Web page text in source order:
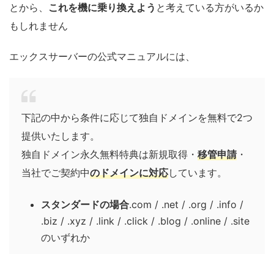
とから、 これを機に乗り換えよう と考えている方がいるか
もしれません
エックスサーバーの公式マニュアルには、
下記の中から条件に応じて独自ドメインを無料で2つ
提供いたします。
独自ドメイン永久無料特典は新規取得・ 移管申請・
当社でご契約中のドメインに対応しています。
スタンダードの場合.com / .net / .org / .info /
.biz / .xyz / .link / .click / .blog / .online / .site
のいずれか